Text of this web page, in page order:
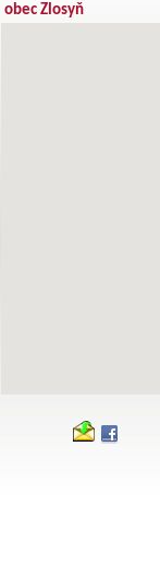
obec Zlosyň